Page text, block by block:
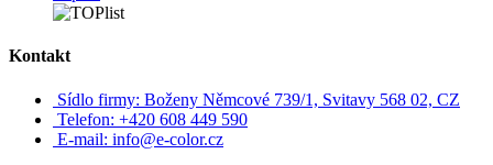
Kontakt
Sídlo firmy: Boženy Němcové 739/1, Svitavy 568 02, CZ
Telefon: +420 608 449 590
E-mail: info@e-color.cz